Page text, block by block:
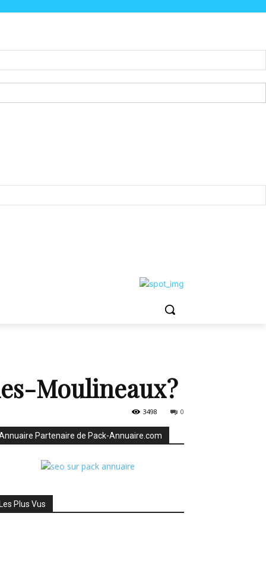
Moulineaux ?
0
3498
Partenaire de Pack-Annuaire.com
Les Plus Vus